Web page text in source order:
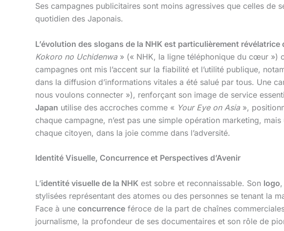
Ses campagnes publicitaires sont moins agressives que celles
quotidien des Japonais.
L’évolution des slogans de la NHK est particulièrement
Kokoro no Uchidenwa» (« NHK, la ligne téléphonique du cœur »)
campagnes ont mis l’accent sur la fiabilité et l’utilité publique,
dans la diffusion d’informations vitales a été salué par tous. Une
nous voulons connecter »), renforçant son image de service
Japan utilise des accroches comme « Your Eye on Asia»,
chaque campagne, n’est pas une simple opération marketing,
chaque citoyen, dans la joie comme dans l’adversité.
Identité Visuelle, Concurrence et Perspectives d’Avenir
L’identité visuelle de la NHK est sobre et reconnaissable. Son logo
stylisées représentant des atomes ou des personnes se tenant la
Face à une concurrence féroce de la part de chaînes
journalisme, la profondeur de ses documentaires et son rôle de